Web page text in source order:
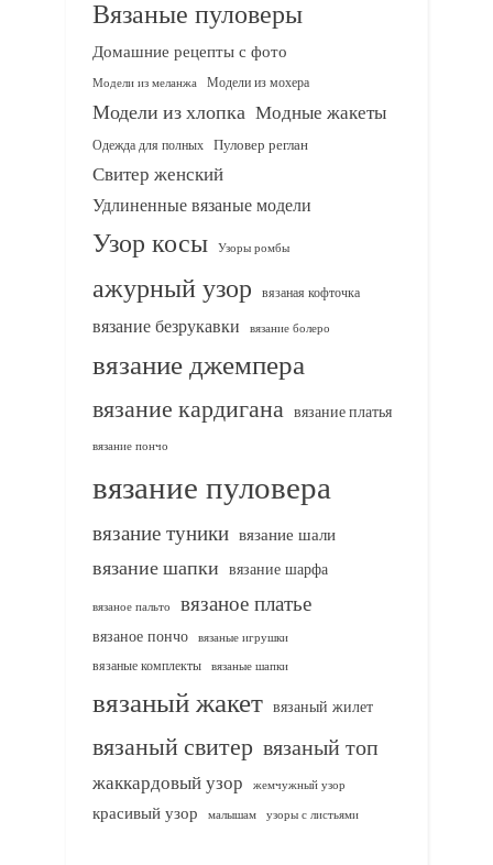
Вязаные пуловеры
Домашние рецепты с фото
Модели из меланжа Модели из мохера
Модели из хлопка Модные жакеты
Одежда для полных Пуловер реглан
Свитер женский
Удлиненные вязаные модели
Узор косы Узоры ромбы
ажурный узор вязаная кофточка
вязание безрукавки вязание болеро
вязание джемпера
вязание кардигана вязание платья
вязание пончо
вязание пуловера
вязание туники вязание шали
вязание шапки вязание шарфа
вязаное пальто вязаное платье
вязаное пончо вязаные игрушки
вязаные комплекты
вязаные шапки
вязаный жакет вязаный жилет
вязаный свитер вязаный топ
жаккардовый узор жемчужный узор
красивый узор малышам узоры с листьями